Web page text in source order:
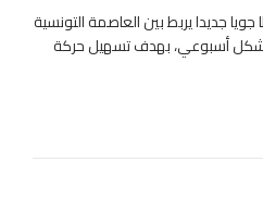
جديدا يربط بين العاصمة التونسية
بشكل أسبوعي، بهدف تسهيل حركة